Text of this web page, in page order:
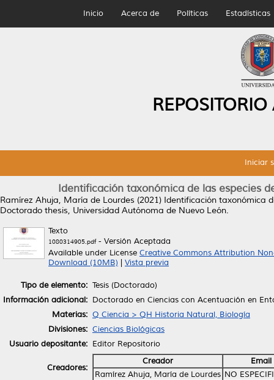
Inicio Acerca de Políticas Estadísticas
Iniciar
Identificación taxonómica de las especies
Ramírez Ahuja, María de Lourdes (2021) Identificación taxonómica
Doctorado thesis, Universidad Autónoma de Nuevo León.
Texto
1080314905.pdf- Versión Aceptada
Available under License Creative Commons Attribution
Download (10MB)
Vista previa
Tipo de elemento: Tesis (Doctorado)
Información adicional: Doctorado en Ciencias con Acentuación en
Materias: Q Ciencia > QH Historia Natural, Biología
Divisiones: Ciencias Biológicas
Usuario depositante: Editor Repositorio
Creadores:
Creador
Email
Ramírez Ahuja, María de Lourdes NO